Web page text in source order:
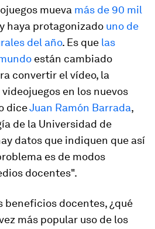
mueva más de 90 mil
y haya protagonizado uno de
del año. Es que las
están cambiado
convertir el vídeo, la
en los nuevos
diceJuan Ramón Barrada,
de la Universidad de
datos que indiquen que así
es de modos
docentes".
beneficios docentes, ¿qué
más popular uso de los